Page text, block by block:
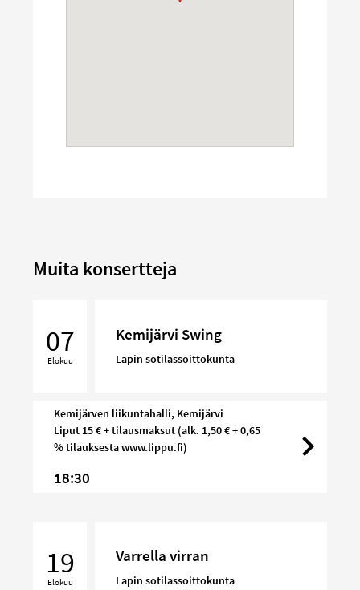
Muita konsertteja
07
Elokuu
Kemijärvi Swing
Lapin sotilassoittokunta
Kemijärven liikuntahalli, Kemijärvi
Liput 15 € + tilausmaksut (alk. 1,50 € + 0,65
% tilauksesta www.lippu.fi)
18:30
19
Elokuu
Varrella virran
Lapin sotilassoittokunta